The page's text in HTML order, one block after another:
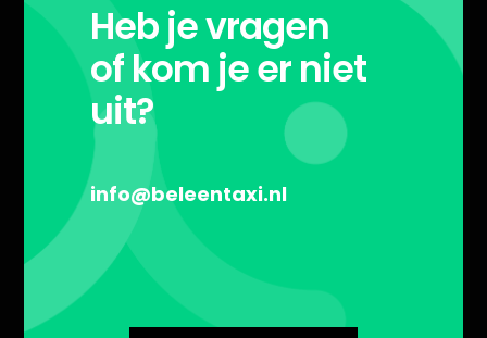
Heb je vragen
of kom je er niet
uit?
info@beleentaxi.nl